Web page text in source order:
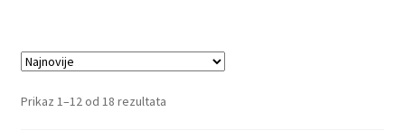
Prikaz 1–12 od 18 rezultataSortirano